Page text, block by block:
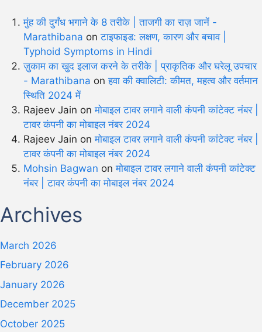
मुंह की दुर्गंध भगाने के 8 तरीके | ताजगी का राज़ जानें -
Marathibana onटाइफाइड: लक्षण, कारण और बचाव |
Typhoid Symptoms in Hindi
ज़ुकाम का खुद इलाज करने के तरीके | प्राकृतिक और घरेलू उपचार
- Marathibana onहवा की क्वालिटी: कीमत, महत्व और वर्तमान
स्थिति 2024 में
Rajeev Jain onमोबाइल टावर लगाने वाली कंपनी कांटेक्ट नंबर |
टावर कंपनी का मोबाइल नंबर 2024
Rajeev Jain onमोबाइल टावर लगाने वाली कंपनी कांटेक्ट नंबर |
टावर कंपनी का मोबाइल नंबर 2024
Mohsin Bagwan onमोबाइल टावर लगाने वाली कंपनी कांटेक्ट
नंबर | टावर कंपनी का मोबाइल नंबर 2024
Archives
March 2026
February 2026
January 2026
December 2025
October 2025